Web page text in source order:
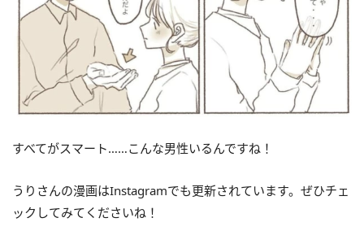
すべてがスマート……こんな男性いるんですね！
うりさんの漫画はInstagramでも更新されています。ぜひチェ
ックしてみてくださいね！